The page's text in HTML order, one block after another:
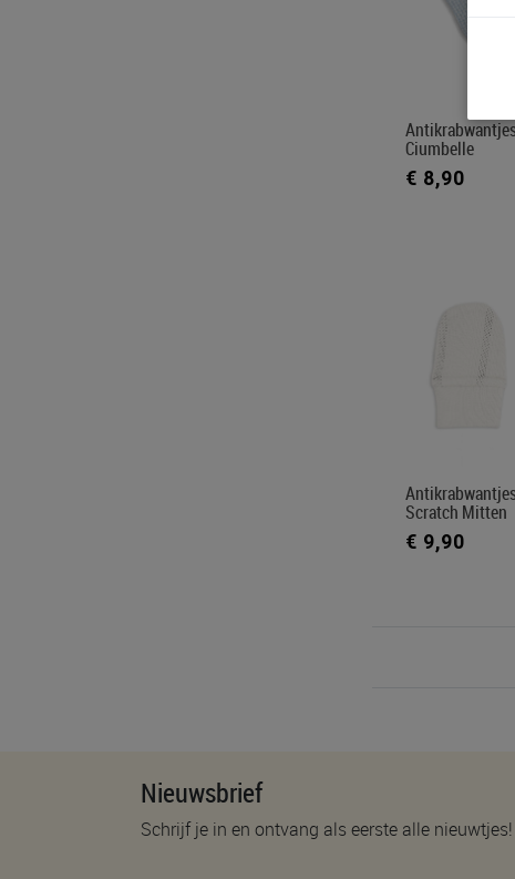
Ciumbelle
€ 8,90
Scratch Mitten
€ 9,90
Nieuwsbrief
Schrijf je in en ontvang als eerste alle nieuwtjes!